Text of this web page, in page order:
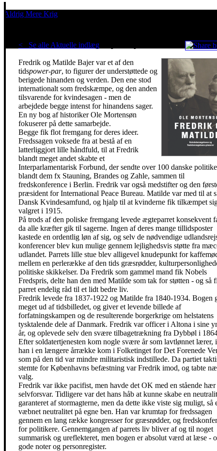
Aldrig Mere Krig
< Se alle Aktuelle indlæg
Fredrik og Matilde Bajer var et af den
tidspower-par, to figurer der understøttede og
berigede hinanden og verden. Den ene stod
internationalt som fredskæmpe, og den anden
tilsvarende for kvindesagen - men de
arbejdede begge intenst for hinandens sager.
En ny bog af historiker Ole Mortensøn
fokuserer på dette samarbejde.
Begge fik flot fremgang for deres ideer.
Fredssagen voksede fra at bestå af en
latterliggjort lille håndfuld, til at Fredrik
blandt meget andet skabte et
Interparlamentarisk Forbund, der sendte over 100 danske
blandt dem fx Stauning, Brandes og Zahle, sammen til
fredskonference i Berlin. Fredrik var også medstifter og den
præsident for International Peace Bureau. Matilde var med til at
Dansk Kvindesamfund, og hjalp til at kvinderne fik tilkæmpet
valgret i 1915.
På trods af den poliske fremgang levede ægteparret konsekvent
da alle kræfter gik til sagerne. Ingen af deres mange tillidsposter
kastede en ordentlig løn af sig, og selv de nødvendige
konferencer blev kun mulige gennem lejlighedsvis støtte fra
udlandet. Parrets lille stue blev alligevel knudepunkt for
mellem en perlerække af den tids græsrødder,
politiske skikkelser. Da Fredrik som gammel mand fik Nobels
Fredspris, delte han den med Matilde som tak for støtten - og så
parret endelig råd til et lidt bedre liv.
Fredrik levede fra 1837-1922 og Matilde fra 1840-1934. Bogen
meget ud af tidsbilledet, og giver et levende billede af
forfatningskampen og de resulterende borgerkrige om helstatens
tysktalende dele af Danmark. Fredrik var officer i Altona i sine
år, og oplevede selv den svære tilbagetrækning fra Dybbøl i
Efter soldatertjenesten kom nogle svære år som lavtlønnet lærer,
han i en længere årrække kom i Folketinget for Det Forenede
som på den tid var mindre militaristisk indstillede. Da partiet
stemte for Københavns befæstning var Fredrik imod, og tabte
valg.
Fredrik var ikke pacifist, men havde det OK med en stående
selvforsvar. Tidligere var det hans håb at kunne skabe en
garanteret af stormagterne, men da dette ikke viste sig muligt, så
væbnet neutralitet på egne ben. Han var krumtap for fredssagen
gennem en lang række kongresser for græsrødder, og
for politikere. Gennemgangen af parrets liv bliver af og til noget
summarisk og ureflekteret, men bogen er absolut værd at læse -
gode noter og personregister.